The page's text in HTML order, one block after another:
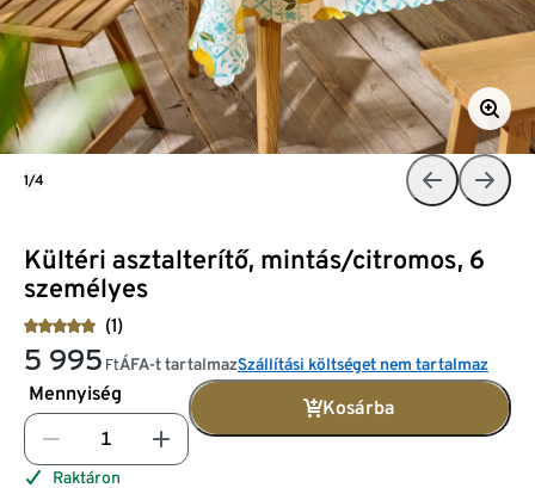
Kültéri asztalterítő, mintás/citromos, 6
személyes
(1)
5 995 FtÁFA-t tartalmazSzállítási költséget nem tartalmaz
Mennyiség
Kosárba
Raktáron
1/4